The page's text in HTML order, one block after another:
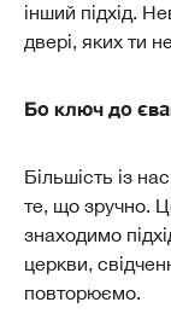
інший підхід.
двері, яких ти
Бо ключ до
Більшість із
те, що зручно.
знаходимо
церкви,
повторюємо.